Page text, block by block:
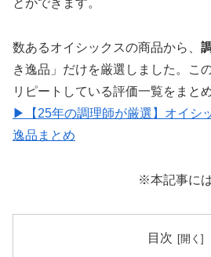
とができます。
数あるオイシックスの商品から、
き逸品」だけを厳選しました。こ
リピートしている評価一覧をまと
▶【25年の調理師が厳選】オイシ
逸品まとめ
※本記事に
目次